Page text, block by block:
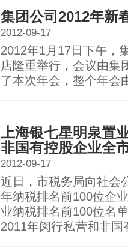
集团公司2012年新
2012-09-17
2012年1月17日下午，
店隆重举行，会议由集
了本次年会，整个年会
上海银七星明泉置
非国有控股企业全
2012-09-17
近日，市税务局向社会
年纳税排名前100位企
业纳税排名前100位名
2011年闵行私营和非